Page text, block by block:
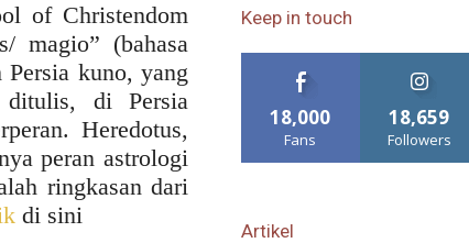
of Christendom
magio” (bahasa
kuno, yang
ditulis, di Persia
Heredotus,
peran astrologi
ringkasan dari
di sini
Keep in touch
18,000
Fans
18,659
Followers
Artikel